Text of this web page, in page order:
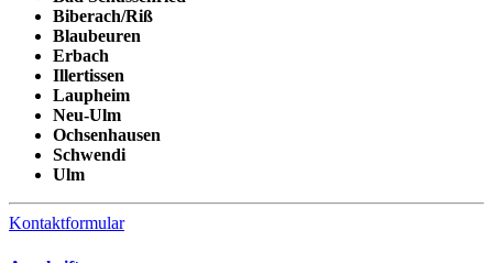
Biberach/Riß
Blaubeuren
Erbach
Illertissen
Laupheim
Neu-Ulm
Ochsenhausen
Schwendi
Ulm
Kontaktformular